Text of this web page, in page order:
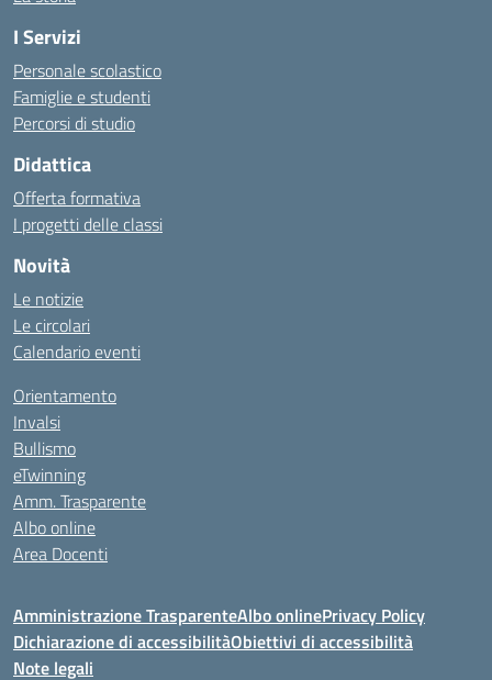
I Servizi
Personale scolastico
Famiglie e studenti
Percorsi di studio
Didattica
Offerta formativa
I progetti delle classi
Novità
Le notizie
Le circolari
Calendario eventi
Orientamento
Invalsi
Bullismo
eTwinning
Amm. Trasparente
Albo online
Area Docenti
Amministrazione TrasparenteAlbo onlinePrivacy Policy
Dichiarazione di accessibilitàObiettivi di accessibilità
Note legali